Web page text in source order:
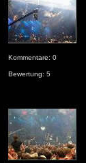
Kommentare: 0
Bewertung: 5